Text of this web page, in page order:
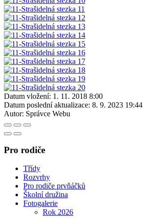
Datum vložení: 1. 11. 2018 8:00
Datum poslední aktualizace: 8. 9. 2023 19:44
Autor: Správce Webu
Pro rodiče
Třídy
Rozvrhy
Pro rodiče prvňáčků
Školní družina
Fotogalerie
Rok 2026